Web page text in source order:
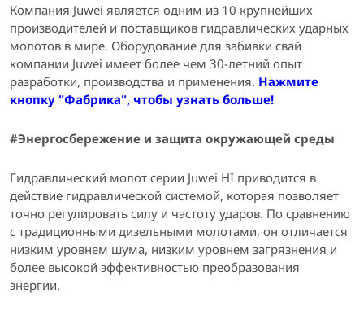
Компания Juwei является одним из 10 крупнейших
производителей и поставщиков гидравлических ударных
молотов в мире. Оборудование для забивки свай
компании Juwei имеет более чем 30-летний опыт
разработки, производства и применения. Нажмите
кнопку "Фабрика", чтобы узнать больше!
#Энергосбережение и защита окружающей среды
Гидравлический молот серии Juwei HI приводится в
действие гидравлической системой, которая позволяет
точно регулировать силу и частоту ударов. По сравнению
с традиционными дизельными молотами, он отличается
низким уровнем шума, низким уровнем загрязнения и
более высокой эффективностью преобразования
энергии.